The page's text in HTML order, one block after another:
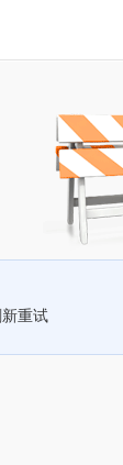
重试